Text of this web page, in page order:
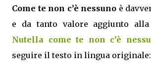
Come te non c’è nessuno è
e da tanto valore aggiunto alla
Nutella come te non c’è
seguire il testo in lingua originale: